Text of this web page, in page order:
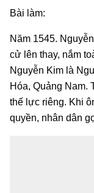
Bài làm:
Năm 1545.
cử lên thay, nắm
Nguyễn Kim là
Hóa, Quảng Nam.
thế lực riêng. Khi
quyền, nhân dân